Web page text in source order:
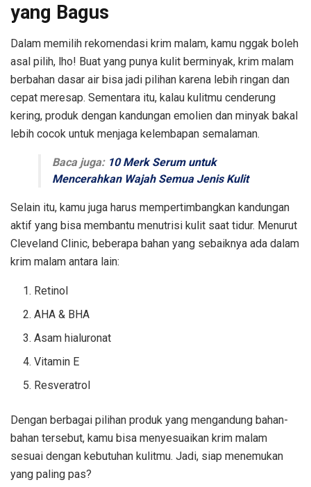
yang Bagus
Dalam memilih rekomendasi krim malam, kamu nggak boleh
asal pilih, lho! Buat yang punya kulit berminyak, krim malam
berbahan dasar air bisa jadi pilihan karena lebih ringan dan
cepat meresap. Sementara itu, kalau kulitmu cenderung
kering, produk dengan kandungan emolien dan minyak bakal
lebih cocok untuk menjaga kelembapan semalaman.
Baca juga: 10 Merk Serum untuk
Mencerahkan Wajah Semua Jenis Kulit
Selain itu, kamu juga harus mempertimbangkan kandungan
aktif yang bisa membantu menutrisi kulit saat tidur. Menurut
Cleveland Clinic, beberapa bahan yang sebaiknya ada dalam
krim malam antara lain:
Retinol
AHA & BHA
Asam hialuronat
Vitamin E
Resveratrol
Dengan berbagai pilihan produk yang mengandung bahan-
bahan tersebut, kamu bisa menyesuaikan krim malam
sesuai dengan kebutuhan kulitmu. Jadi, siap menemukan
yang paling pas?